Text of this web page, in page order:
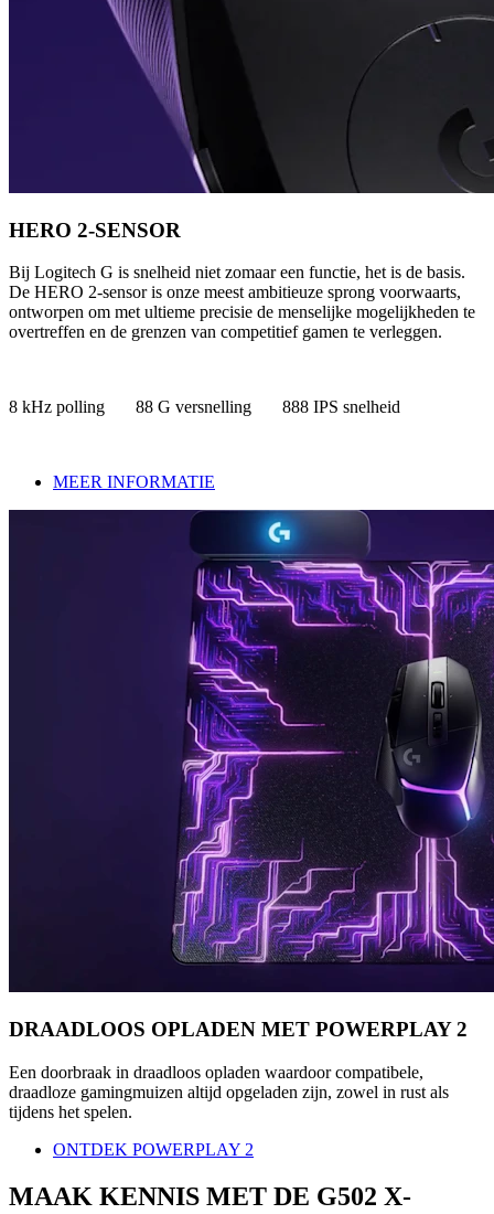
HERO 2-SENSOR
Bij Logitech G is snelheid niet zomaar een functie, het is de basis.
De HERO 2-sensor is onze meest ambitieuze sprong voorwaarts,
ontworpen om met ultieme precisie de menselijke mogelijkheden te
overtreffen en de grenzen van competitief gamen te verleggen.
8 kHz polling 88 G versnelling 888 IPS snelheid
MEER INFORMATIE
DRAADLOOS OPLADEN MET POWERPLAY 2
Een doorbraak in draadloos opladen waardoor compatibele,
draadloze gamingmuizen altijd opgeladen zijn, zowel in rust als
tijdens het spelen.
ONTDEK POWERPLAY 2
MAAK KENNIS MET DE G502 X-